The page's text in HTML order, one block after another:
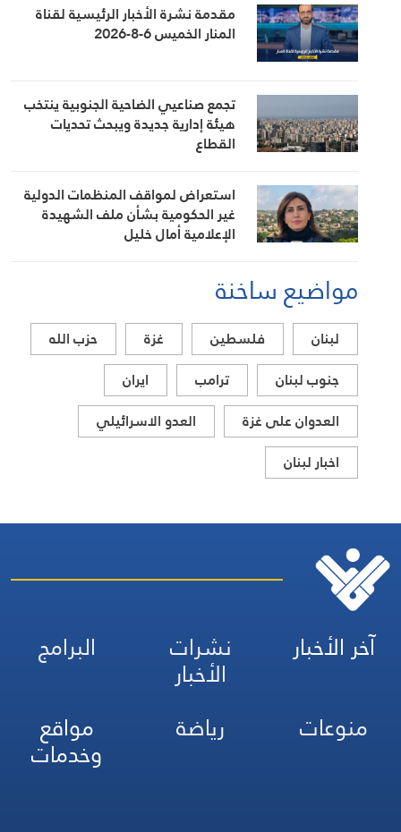
مقدمة نشرة الأخبار الرئيسية لقناة
المنار الخميس 6-8-2026
تجمع صناعيي الضاحية الجنوبية ينتخب
هيئة إدارية جديدة ويبحث تحديات
القطاع
استعراض لمواقف المنظمات الدولية
غير الحكومية بشأن ملف الشهيدة
الإعلامية أمال خليل
مواضيع ساخنة
لبنان فلسطين غزة
حزب الله
جنوب لبنان
ترامب
ايران
العدوان على غزة
العدو الاسرائيلي
اخبار لبنان
آخر الأخبار نشرات
الأخبار
البرامج
منوعات
رياضة مواقع
وخدمات